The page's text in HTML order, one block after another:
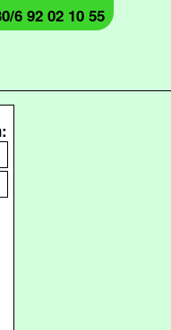
6 92 02 10 55